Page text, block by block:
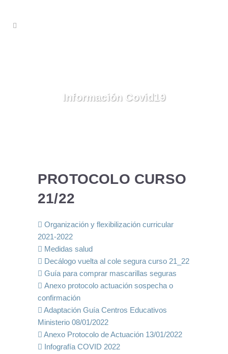
Información Covid19
PROTOCOLO CURSO
21/22
Organización y flexibilización curricular
2021-2022
Medidas salud
Decálogo vuelta al cole segura curso 21_22
Guía para comprar mascarillas seguras
Anexo protocolo actuación sospecha o
confirmación
Adaptación Guía Centros Educativos
Ministerio 08/01/2022
Anexo Protocolo de Actuación 13/01/2022
Infografía COVID 2022